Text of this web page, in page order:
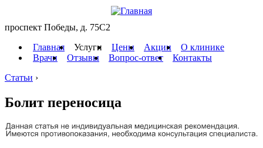
проспект Победы, д. 75C2
Главная
Услуги Цены Акции
О клинике
Врачи
Отзывы Вопрос-ответ
Контакты
Статьи ›
Болит переносица